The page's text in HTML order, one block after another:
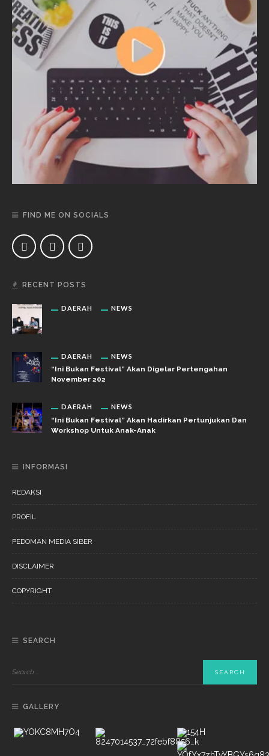
FIND ME ON SOCIALS
RECENT POSTS
DAERAH NEWS
DAERAH NEWS
“Ini Bukan Festival” Akan Digelar Pertengahan
November 202
DAERAH NEWS
“Ini Bukan Festival” Akan Hadirkan Pertunjukan Dan
Workshop Untuk Anak-Anak
INFORMASI
REDAKSI
PROFIL
PEDOMAN MEDIA SIBER
DISCLAIMER
COPYRIGHT
SEARCH
GALLERY